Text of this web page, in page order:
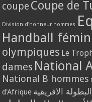
coupe Coupe de
Division d'honneur hommes
Handball
olympiques Le
dames National
National B hommes
d'Afrique البطولة الافريقية